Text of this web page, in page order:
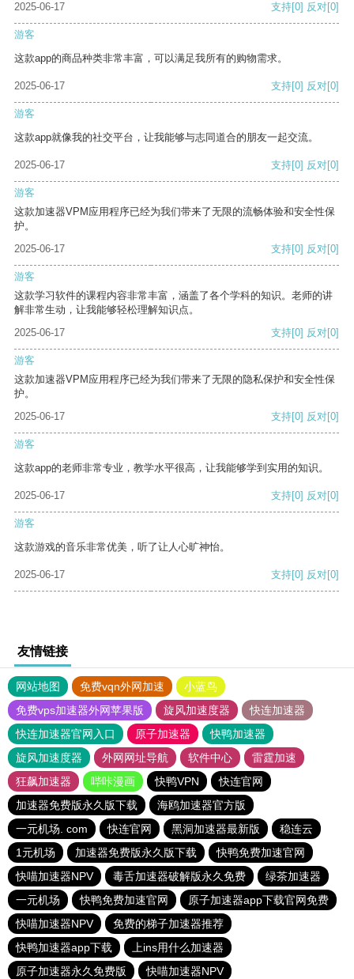
2025-06-17
支持[0] 反对[0]
游客
这款app的商品种类非常丰富，可以满足我所有的购物需求。
2025-06-17 支持[0] 反对[0]
游客
这款app就像我的社交平台，让我能够与志同道合的朋友一起交流。
2025-06-17 支持[0] 反对[0]
游客
这款加速器VPM应用程序已经为我们带来了无限的流畅体验和安全性保
护。
2025-06-17
支持[0] 反对[0]
游客
这款学习软件的课程内容非常丰富，涵盖了各个学科的知识。老师的讲
解非常生动，让我能够轻松理解知识点。
2025-06-17
支持[0] 反对[0]
游客
这款加速器VPM应用程序已经为我们带来了无限的隐私保护和安全性保
护。
2025-06-17
支持[0] 反对[0]
游客
这款app的老师非常专业，教学水平很高，让我能够学到实用的知识。
2025-06-17 支持[0] 反对[0]
游客
这款游戏的音乐非常优美，听了让人心旷神怡。
2025-06-17 支持[0] 反对[0]
友情链接
网站地图 免费vqn外网加速
小蓝鸟
免费vps加速器外网苹果版
旋风加速度器
快连加速器
快连加速器官网入口
原子加速器
快鸭加速器
旋风加速度器
外网网址导航 软件中心
雷霆加速
狂飙加速器
哔咔漫画 快鸭VPN
快连官网
加速器免费版永久版下载
海鸥加速器官方版
一元机场. com
快连官网 黑洞加速器最新版
稳连云
1元机场
加速器免费版永久版下载
快鸭免费加速官网
快喵加速器NPV
毒舌加速器破解版永久免费
绿茶加速器
一元机场
快鸭免费加速官网
原子加速器app下载官网免费
快喵加速器NPV
免费的梯子加速器推荐
快鸭加速器app下载
上ins用什么加速器
原子加速器永久免费版
快喵加速器NPV